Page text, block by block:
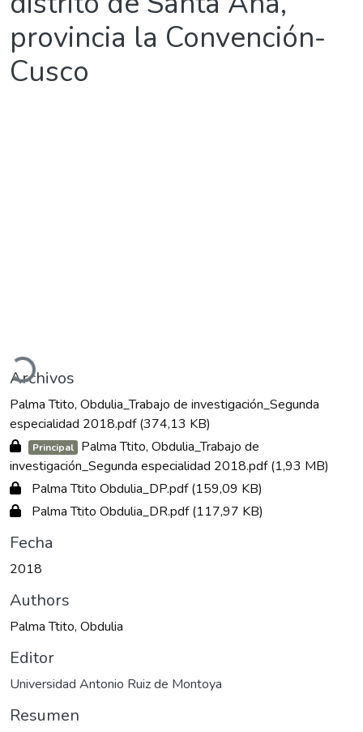
provincia la Convención-
Cusco
Archivos
Palma Ttito, Obdulia_Trabajo de investigación_Segunda
especialidad 2018.pdf(374,13 KB)
Principal Palma Ttito, Obdulia_Trabajo de
investigación_Segunda especialidad 2018.pdf(1,93 MB)
Palma Ttito Obdulia_DP.pdf(159,09 KB)
Palma Ttito Obdulia_DR.pdf(117,97 KB)
Fecha
2018
Authors
Palma Ttito, Obdulia
Editor
Universidad Antonio Ruiz de Montoya
Resumen